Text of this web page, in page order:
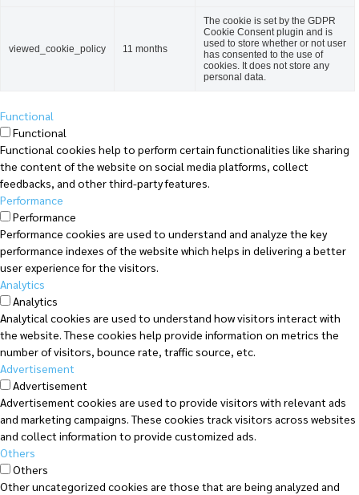
viewed_cookie_policy 11 months
The cookie is set by the GDPR
Cookie Consent plugin and is
used to store whether or not user
has consented to the use of
cookies. It does not store any
personal data.
Functional
Functional
Functional cookies help to perform certain functionalities like sharing
the content of the website on social media platforms, collect
feedbacks, and other third-party features.
Performance
Performance
Performance cookies are used to understand and analyze the key
performance indexes of the website which helps in delivering a better
user experience for the visitors.
Analytics
Analytics
Analytical cookies are used to understand how visitors interact with
the website. These cookies help provide information on metrics the
number of visitors, bounce rate, traffic source, etc.
Advertisement
Advertisement
Advertisement cookies are used to provide visitors with relevant ads
and marketing campaigns. These cookies track visitors across websites
and collect information to provide customized ads.
Others
Others
Other uncategorized cookies are those that are being analyzed and